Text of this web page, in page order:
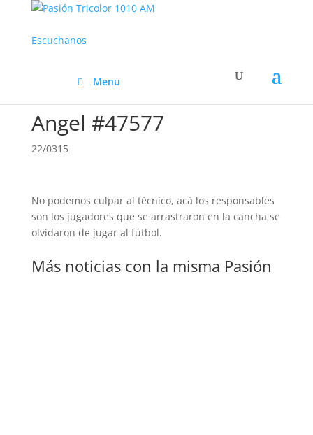
Escuchanos
Menu
Angel #47577
22/0315
No podemos culpar al técnico, acá los responsables
son los jugadores que se arrastraron en la cancha se
olvidaron de jugar al fútbol.
Más noticias con la misma Pasión